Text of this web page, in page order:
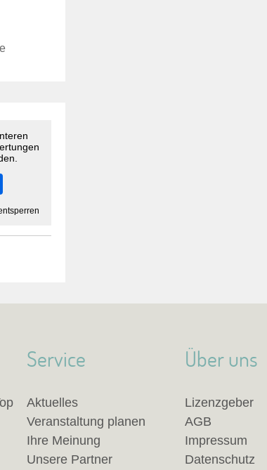
Service
Aktuelles
Veranstaltung planen
Ihre Meinung
Unsere Partner
Über uns
Lizenzgeber
AGB
Impressum
Datenschutz